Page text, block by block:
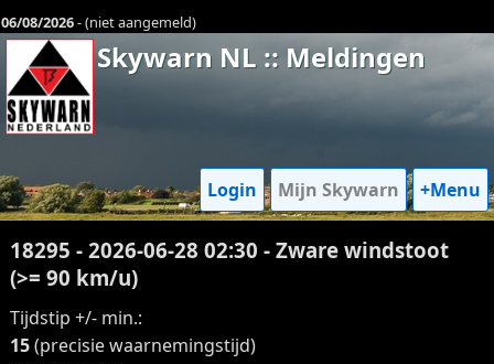
06/08/2026- (niet aangemeld)
Skywarn NL :: Meldingen
Login Mijn Skywarn +Menu
18295 - 2026-06-28 02:30 - Zware windstoot
(>= 90 km/u)
Tijdstip +/- min.:
15(precisie waarnemingstijd)